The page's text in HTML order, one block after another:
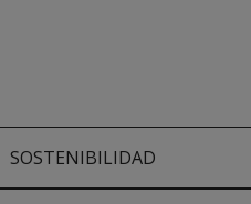
SOSTENIBILIDAD